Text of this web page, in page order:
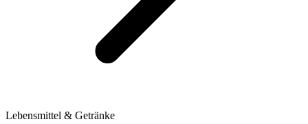
Lebensmittel & Getränke